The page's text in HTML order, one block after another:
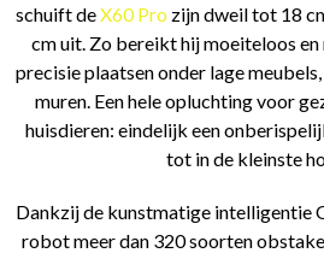
schuift deX60 Pro zijn dweil tot 18
cm uit. Zo bereikt hij moeiteloos
precisie plaatsen onder lage
muren. Een hele opluchting voor
huisdieren: eindelijk een
tot in de kleinste
Dankzij de kunstmatige intelligentie
robot meer dan 320 soorten